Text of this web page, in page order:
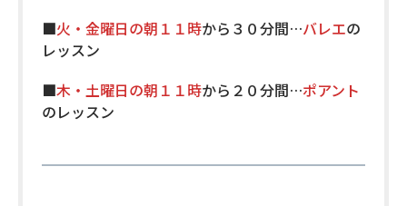
■火・金曜日の朝１１時から３０分間…バレエの
レッスン
■木・土曜日の朝１１時から２０分間…ポアント
のレッスン